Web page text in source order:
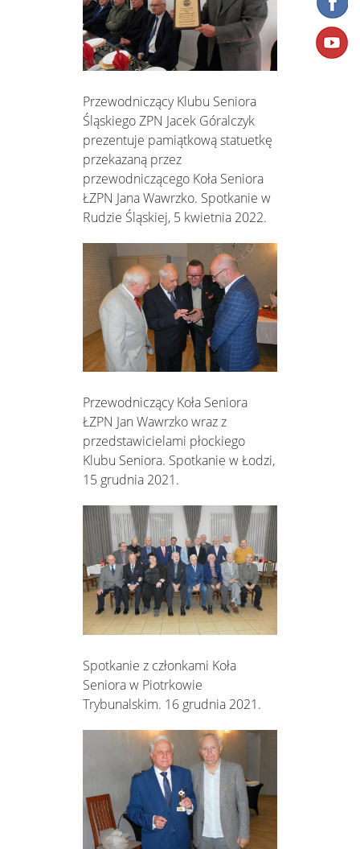
Przewodniczący Klubu Seniora
Śląskiego ZPN Jacek Góralczyk
prezentuje pamiątkową statuetkę
przekazaną przez
przewodniczącego Koła Seniora
ŁZPN Jana Wawrzko. Spotkanie w
Rudzie Śląskiej, 5 kwietnia 2022.
Przewodniczący Koła Seniora
ŁZPN Jan Wawrzko wraz z
przedstawicielami płockiego
Klubu Seniora. Spotkanie w Łodzi,
15 grudnia 2021.
Spotkanie z członkami Koła
Seniora w Piotrkowie
Trybunalskim. 16 grudnia 2021.